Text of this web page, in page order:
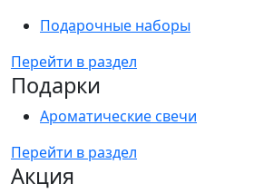
Подарочные наборы
Перейти в раздел
Подарки
Ароматические свечи
Перейти в раздел
Акция